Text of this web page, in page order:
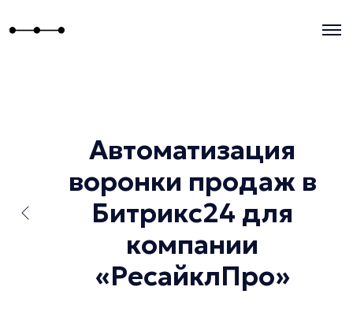
Автоматизация
воронки продаж в
Битрикс24 для
компании
«РесайклПро»